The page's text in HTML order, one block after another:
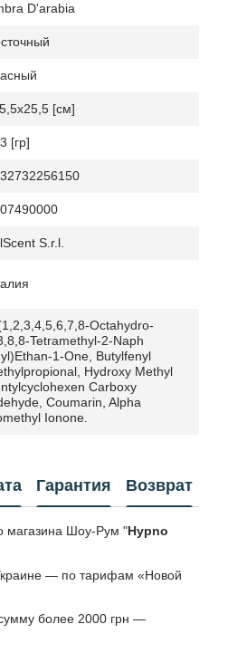
D'arabia
[см]
[гр]
S.r.l.
Octahydro-
Tetramethyl-2-Naph
1-One, Butylfenyl
Hydroxy Methyl
Carboxy
Coumarin, Alpha
Ionone.
Гарантия Возврат
магазина Шоу-Рум "Hypno
— по тарифам «Новой
более 2000 грн —